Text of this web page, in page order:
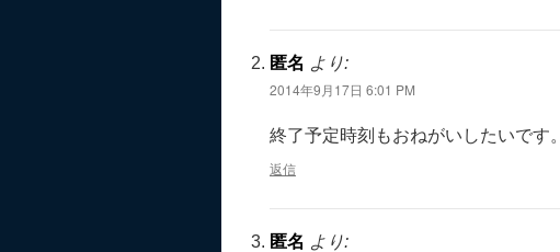
匿名 より:
2014年9月17日 6:01 PM
終了予定時刻もおねがいしたいです。
返信
匿名 より: